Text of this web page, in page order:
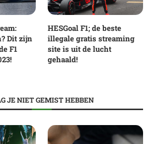
Dit zijn
F1
HESGoal F1; de beste
illegale gratis streaming
site is uit de lucht
gehaald!
JE NIET GEMIST HEBBEN